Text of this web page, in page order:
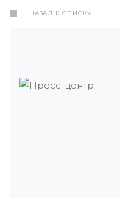
НАЗАД К СПИСКУ